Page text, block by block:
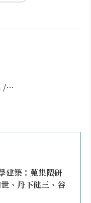
/
建築：蒐集隈研
、丹下健三、谷